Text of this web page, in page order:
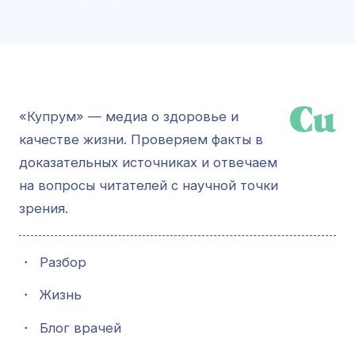
«Купрум» — медиа о здоровье и
качестве жизни. Проверяем факты в
доказательных источниках и отвечаем
на вопросы читателей с научной точки
зрения.
・ Разбор
・ Жизнь
・ Блог врачей